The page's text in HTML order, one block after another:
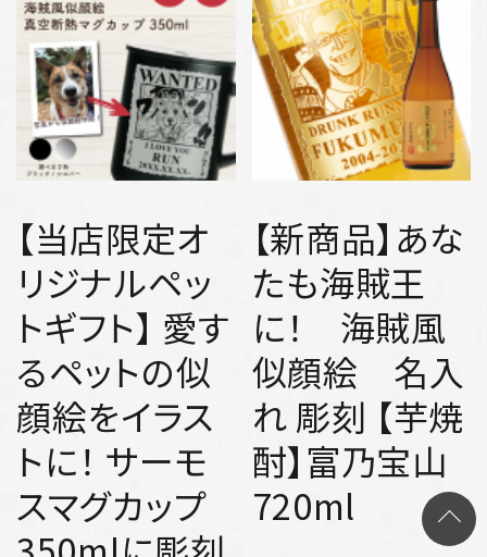
【当店限定オ
リジナルペッ
トギフト】 愛す
るペットの似
顔絵をイラス
トに！ サーモ
スマグカップ
【新商品】あな
たも海賊王
に！ 海賊風
似顔絵 名入
れ 彫刻 【芋焼
酎】富乃宝山
720ml